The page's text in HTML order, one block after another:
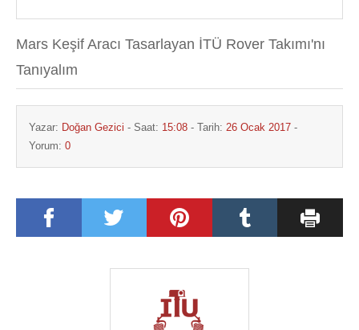
Mars Keşif Aracı Tasarlayan İTÜ Rover Takımı'nı
Tanıyalım
Yazar: Doğan Gezici - Saat: 15:08 - Tarih: 26 Ocak 2017 -
Yorum: 0